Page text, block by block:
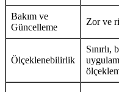
Bakım ve
Güncelleme
Zor ve
Ölçeklenebilirlik
Sınırlı,